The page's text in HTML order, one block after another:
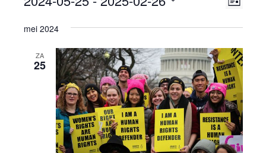
Lijst
een
datum.
mei 2024
ZA
25